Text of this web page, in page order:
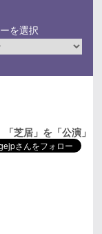
を選択
芝居」を「公演」